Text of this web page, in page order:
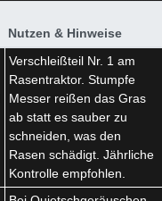
Nutzen & Hinweise
Verschleißteil Nr. 1 am
Rasentraktor. Stumpfe
Messer reißen das Gras
ab statt es sauber zu
schneiden, was den
Rasen schädigt. Jährliche
Kontrolle empfohlen.